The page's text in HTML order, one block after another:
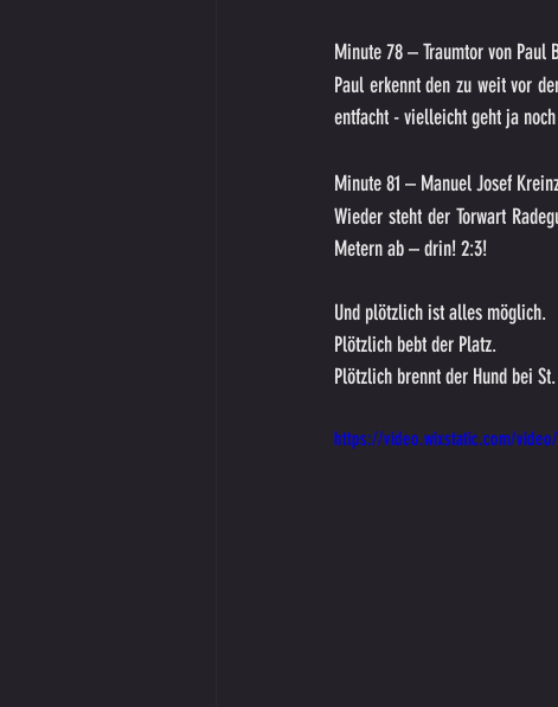
Minute 78 – Traumtor von Paul
Paul erkennt den zu weit vor
entfacht - vielleicht geht ja
Minute 81 – Manuel Josef
Wieder steht der Torwart
Metern ab – drin! 2:3!
Und plötzlich ist alles möglich.
Plötzlich bebt der Platz.
Plötzlich brennt der Hund bei
https://video.wixstatic.com/